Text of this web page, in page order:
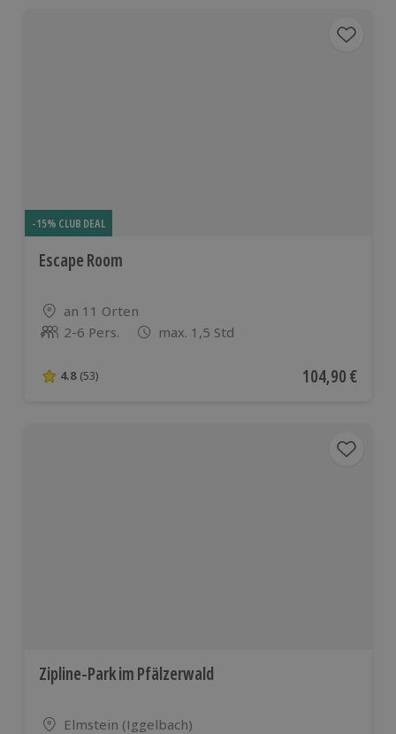
-15% CLUB DEAL
Escape Room
Standort
an 11 Orten
Anzahl der Teilnehmer
2-6 Pers. max. 1,5 Std
4.8 von 5 Sternen basierend auf 53 Bewertungen
4.8 (53) Aktueller Preis
104,90 €
Zipline-Park im Pfälzerwald
Standort
Elmstein (Iggelbach)